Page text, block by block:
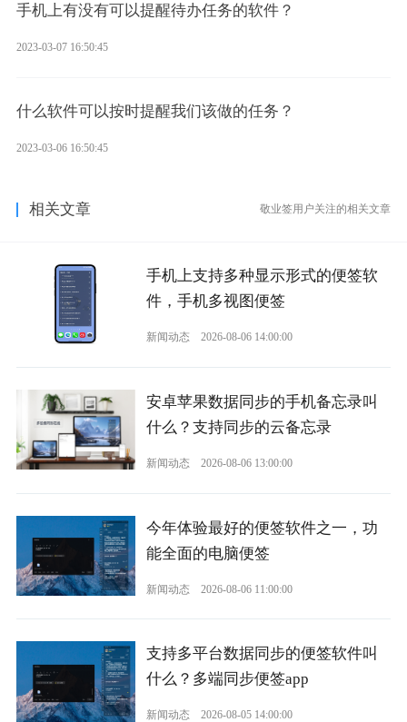
手机上有没有可以提醒待办任务的软件？
2023-03-07 16:50:45
什么软件可以按时提醒我们该做的任务？
2023-03-06 16:50:45
相关文章 敬业签用户关注的相关文章
手机上支持多种显示形式的便签软
件，手机多视图便签
新闻动态 2026-08-06 14:00:00
安卓苹果数据同步的手机备忘录叫
什么？支持同步的云备忘录
新闻动态 2026-08-06 13:00:00
今年体验最好的便签软件之一，功
能全面的电脑便签
新闻动态 2026-08-06 11:00:00
支持多平台数据同步的便签软件叫
什么？多端同步便签app
新闻动态 2026-08-05 14:00:00